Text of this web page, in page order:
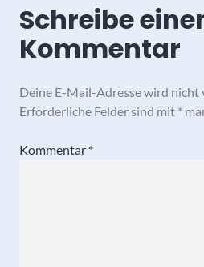
Schreibe
Kommentar
Deine E-Mail-Adresse wird nicht
Erforderliche Felder sind mit *
Kommentar *